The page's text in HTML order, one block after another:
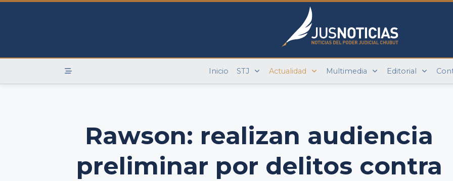
Skip
Inicio STJ Actualidad Multimedia Editorial
Rawson: realizan audiencia
preliminar por delitos contra